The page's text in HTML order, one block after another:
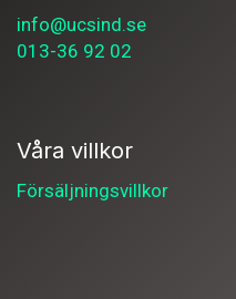
info@ucsind.se
013-36 92 02
Våra villkor
Försäljningsvillkor